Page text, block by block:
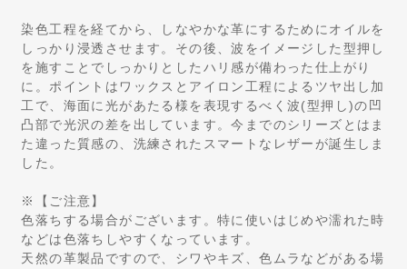
染色工程を経てから、しなやかな革にするためにオイルを
しっかり浸透させます。その後、波をイメージした型押し
を施すことでしっかりとしたハリ感が備わった仕上がり
に。ポイントはワックスとアイロン工程によるツヤ出し加
工で、海面に光があたる様を表現するべく波(型押し)の凹
凸部で光沢の差を出しています。今までのシリーズとはま
た違った質感の、洗練されたスマートなレザーが誕生しま
した。
※【ご注意】
色落ちする場合がございます。特に使いはじめや濡れた時
などは色落ちしやすくなっています。
天然の革製品ですので、シワやキズ、色ムラなどがある場